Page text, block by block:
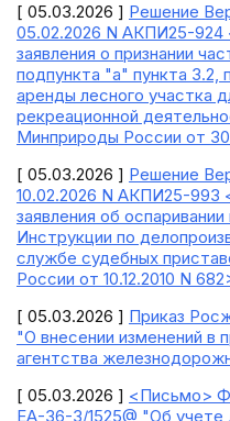
[ 05.03.2026 ] Решение
05.02.2026 N АКПИ25-924
заявления о признании
подпункта "а" пункта 3.2,
аренды лесного участка
рекреационной
Минприроды России от
[ 05.03.2026 ] Решение
10.02.2026 N АКПИ25-993
заявления об
Инструкции по
службе судебных
России от 10.12.2010 N
[ 05.03.2026 ] Приказ
"О внесении изменений в
агентства
[ 05.03.2026 ] <Письмо>
ЕА-36-3/1525@ "Об